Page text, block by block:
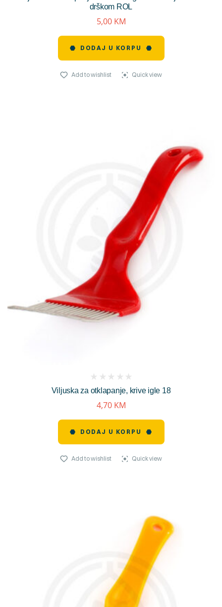
drškom ROL
5,00 KM
DODAJ U KORPU
Add to wishlist Quick view
Viljuska za otklapanje, krive igle 18
reviews)
4,70 KM
DODAJ U KORPU
Add to wishlist Quick view